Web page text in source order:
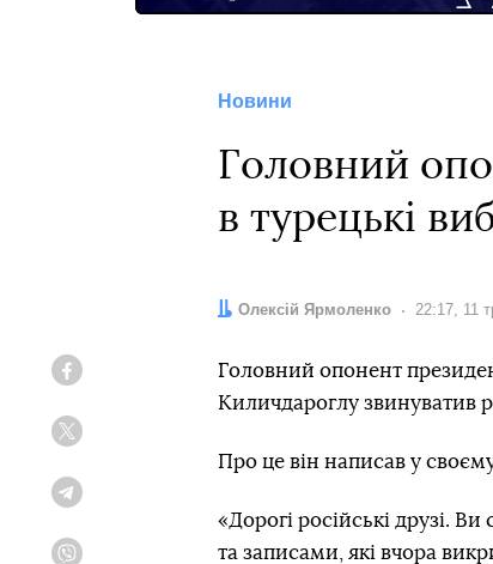
Новини
Головний
в турецькі
Автор:
Олексій Ярмоленко Дата:
22:17, 11
Головний опонент
Киличдароглу звинуватив
Про це він написав у
«Дорогі російські друзі.
та записами, які вчора